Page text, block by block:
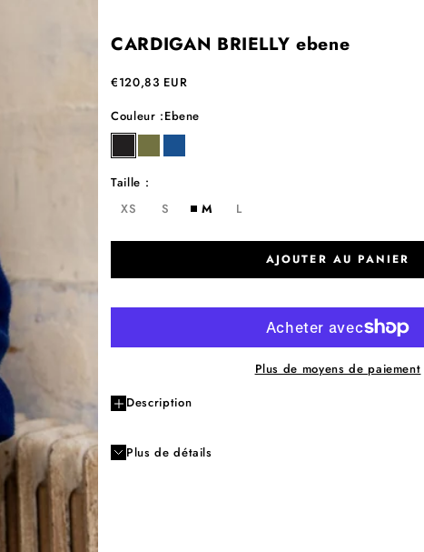
CARDIGAN BRIELLY ebene
Prix de vente
€120,83 EUR
Couleur :Ebene
ebenekakiroy
Taille :
XS
S M L
AJOUTER AU PANIER
Plus de moyens de paiement
Description
Plus de détails